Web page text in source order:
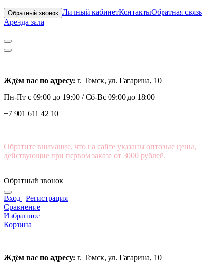
Обратный звонок Личный кабинетКонтактыОбратная связь
Аренда зала
Ждём вас по адресу: г. Томск, ул. Гагарина, 10
Пн-Пт с 09:00 до 19:00 /Сб-Вс 09:00 до 18:00
+7 901 611 42 10
Обратите внимание, что на сайте указаны оптовые цены,
действующие при первом заказе от 3000 рублей.
Обратный звонок
Вход | Регистрация
Сравнение
Избранное
Корзина
Ждём вас по адресу: г. Томск, ул. Гагарина, 10